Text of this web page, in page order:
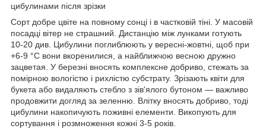
цибулинами після зрізки
Сорт добре цвіте на повному сонці і в частковій тіні. У масовій
посадці вітер не страшний. Дистанцію між лунками готують
10-20 див. Цибулини поглиблюють у вересні-жовтні, щоб при
+6-9 °С вони вкоренилися, а найближчою весною дружно
зацветая. У березні вносять комплексне добриво, стежать за
помірною вологістю і рихлістю субстрату. Зрізають квіти для
букета або видаляють стебло з зів'ялого бутоном — важливо
продовжити догляд за зеленню. Влітку вносять добриво, тоді
цибулини накопичують поживні елементи. Викопують для
сортування і розмноження кожні 3-5 років.